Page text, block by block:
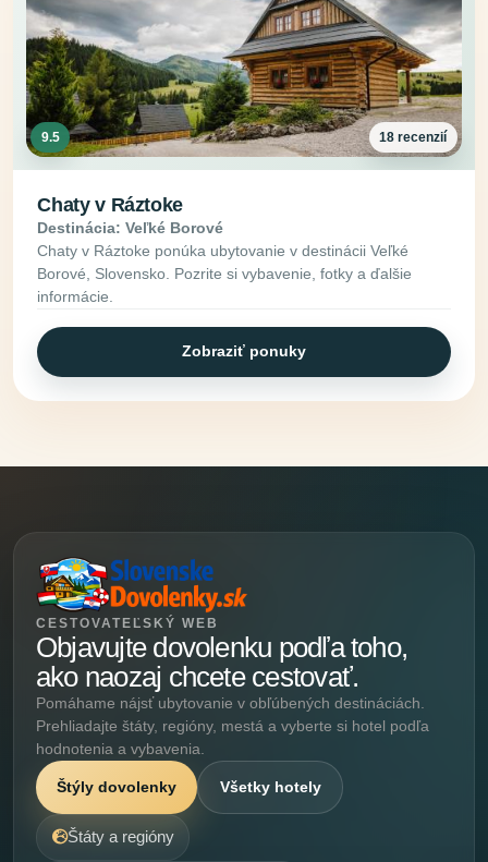
9.5 18 recenzií
Chaty v Ráztoke
Destinácia: Veľké Borové
Chaty v Ráztoke ponúka ubytovanie v destinácii Veľké
Borové, Slovensko. Pozrite si vybavenie, fotky a ďalšie
informácie.
Zobraziť ponuky
CESTOVATEĽSKÝ WEB
Objavujte dovolenku podľa toho,
ako naozaj chcete cestovať.
Pomáhame nájsť ubytovanie v obľúbených destináciách.
Prehliadajte štáty, regióny, mestá a vyberte si hotel podľa
hodnotenia a vybavenia.
Štýly dovolenky Všetky hotely
Štáty a regióny